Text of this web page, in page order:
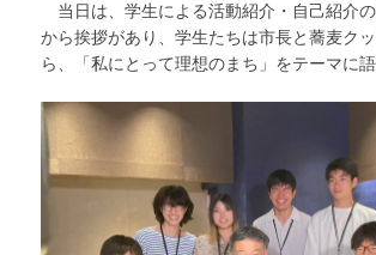
当日は、学生による活動紹介・自己紹介
から挨拶があり、学生たちは市長と蕎麦ク
ら、「私にとって理想のまち」をテーマに語